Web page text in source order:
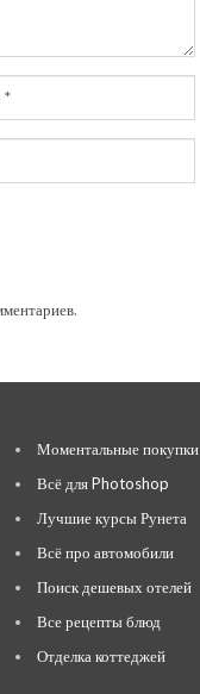
.
Моментальные покупки
Всё для Photoshop
Лучшие курсы Рунета
Всё про автомобили
Поиск дешевых отелей
Все рецепты блюд
Отделка коттеджей